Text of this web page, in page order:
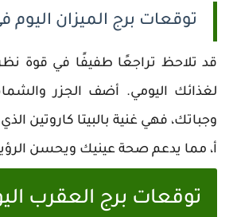
توقعات برج الميزان
قد تلاحظ تراجعًا طفيفًا في قوة
لغذائك اليومي. أضف الجزر
وجباتك، فهي غنية بالبيتا كاروتين
أ، مما يدعم صحة عينيك ويحسن
توقعات برج العقرب